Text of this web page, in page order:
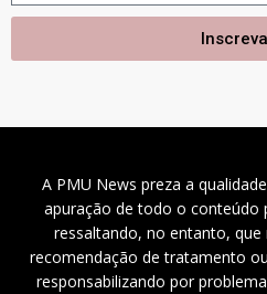
A PMU News preza a
apuração de todo o conteúdo
ressaltando, no entanto,
recomendação de tratamento
responsabilizando por